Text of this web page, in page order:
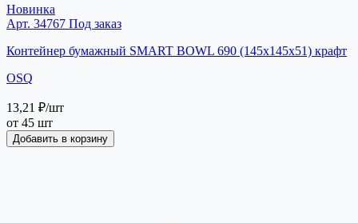
Новинка
Арт. 34767 Под заказ
Контейнер бумажный SMART BOWL 690 (145х145х51) крафт
OSQ
13,21 ₽/шт
от 45 шт
Добавить в корзину